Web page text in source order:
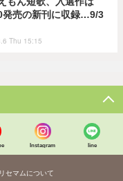
発売の新刊に収録…9/3
Thu 15:15
Instagram line
リセマムについて